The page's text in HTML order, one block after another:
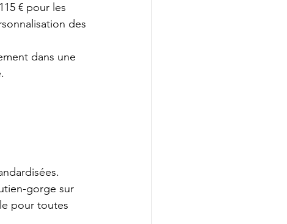
€ pour les
des
dans une
gorge sur
pour toutes